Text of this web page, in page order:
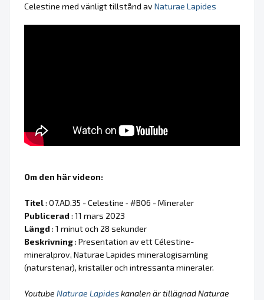
Celestine med vänligt tillstånd avNaturae Lapides
Om den här videon:
Titel: 07.AD.35 - Celestine ‐ #B06 - Mineraler
Publicerad : 11 mars 2023
Längd : 1 minut och 28 sekunder
Beskrivning: Presentation av ett Célestine-
mineralprov, Naturae Lapides mineralogisamling
(naturstenar), kristaller och intressanta mineraler.
Youtube Naturae Lapideskanalen är tillägnad Naturae